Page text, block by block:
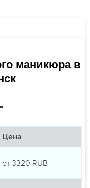
маникюра в
Цена
от 3320 RUB